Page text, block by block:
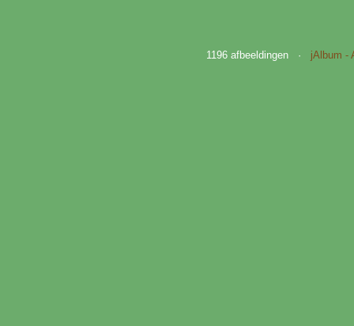
1196 afbeeldingen · jAlbum -